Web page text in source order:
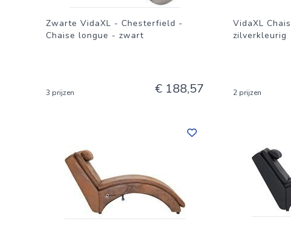
Zwarte VidaXL - Chesterfield -
Chaise longue - zwart
3 prijzen € 188,57
VidaXL
zilverkleurig
2 prijzen